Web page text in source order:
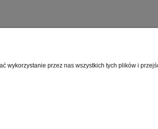
wykorzystanie przez nas wszystkich tych plików i